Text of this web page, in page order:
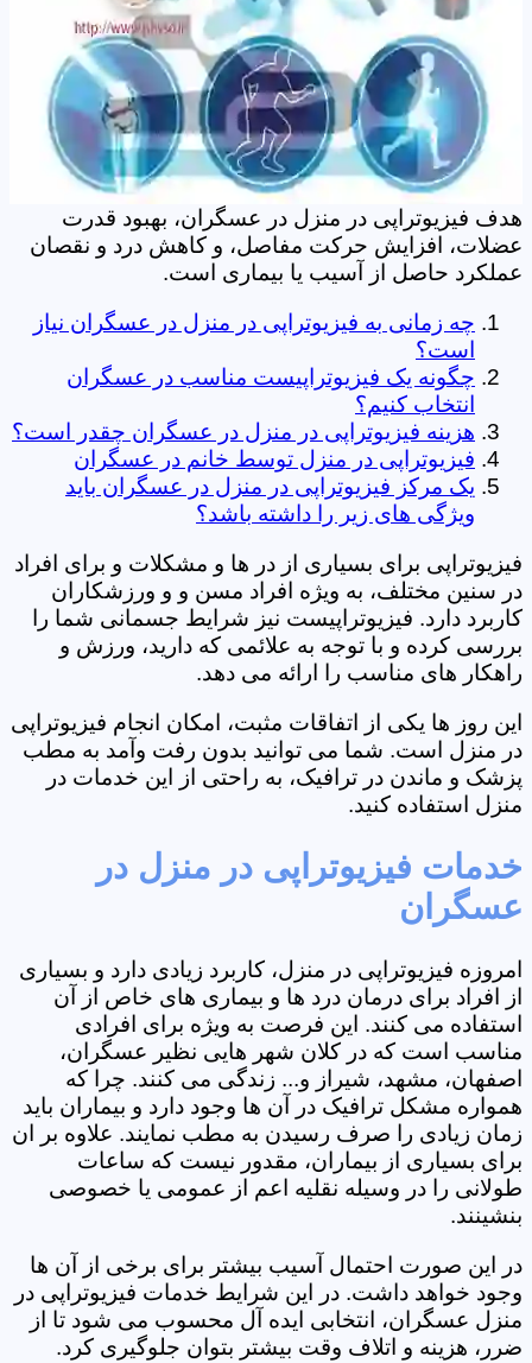
هدف فیزیوتراپی در منزل در عسگران، بهبود قدرت
عضلات، افزایش حرکت مفاصل، و کاهش درد و نقصان
عملکرد حاصل از آسیب یا بیماری است.
چه زمانی به فیزیوتراپی در منزل در عسگران نیاز
است؟
چگونه یک فیزیوتراپیست مناسب در عسگران
انتخاب کنیم؟
هزینه فیزیوتراپی در منزل در عسگران چقدر است؟
فیزیوتراپی در منزل توسط خانم در عسگران
یک مرکز فیزیوتراپی در منزل در عسگران باید
ویژگی های زیر را داشته باشد؟
فیزیوتراپی برای بسیاری از در ها و مشکلات و برای افراد
در سنین مختلف، به ویژه افراد مسن و و ورزشکاران
کاربرد دارد. فیزیوتراپیست نیز شرایط جسمانی شما را
بررسی کرده و با توجه به علائمی که دارید، ورزش و
راهکار های مناسب را ارائه می دهد.
این روز ها یکی از اتفاقات مثبت، امکان انجام فیزیوتراپی
در منزل است. شما می توانید بدون رفت وآمد به مطب
پزشک و ماندن در ترافیک، به راحتی از این خدمات در
منزل استفاده کنید.
خدمات فیزیوتراپی در منزل در
عسگران
امروزه فیزیوتراپی در منزل، کاربرد زیادی دارد و بسیاری
از افراد برای درمان درد ها و بیماری های خاص از آن
استفاده می کنند. این فرصت به ویژه برای افرادی
مناسب است که در کلان شهر هایی نظیر عسگران،
اصفهان، مشهد، شیراز و... زندگی می کنند. چرا که
همواره مشکل ترافیک در آن ها وجود دارد و بیماران باید
زمان زیادی را صرف رسیدن به مطب نمایند. علاوه بر ان
برای بسیاری از بیماران، مقدور نیست که ساعات
طولانی را در وسیله نقلیه اعم از عمومی یا خصوصی
بنشینند.
در این صورت احتمال آسیب بیشتر برای برخی از آن ها
وجود خواهد داشت. در این شرایط خدمات فیزیوتراپی در
منزل عسگران، انتخابی ایده آل محسوب می شود تا از
ضرر، هزینه و اتلاف وقت بیشتر بتوان جلوگیری کرد.